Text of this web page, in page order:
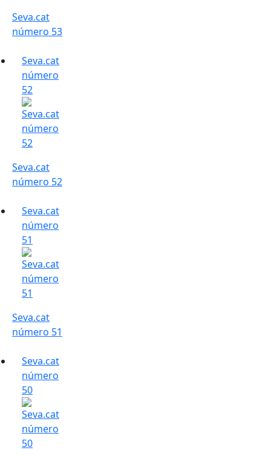
Seva.cat
número 53
Seva.cat
número
52
Seva.cat
número 52
Seva.cat
número
51
Seva.cat
número 51
Seva.cat
número
50